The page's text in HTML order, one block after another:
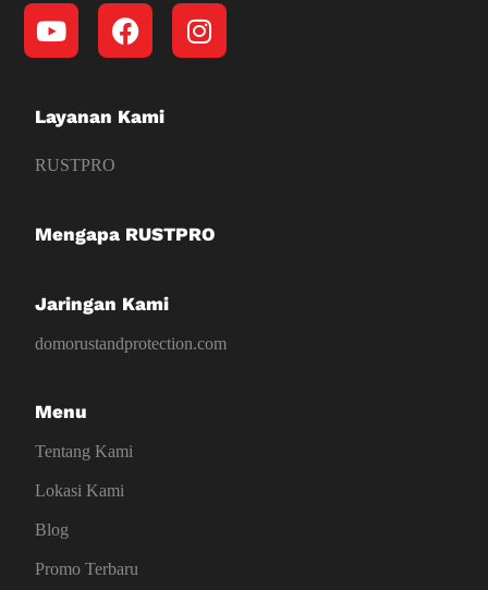
Layanan Kami
RUSTPRO
Mengapa RUSTPRO
Jaringan Kami
domorustandprotection.com
Menu
Tentang Kami
Lokasi Kami
Blog
Promo Terbaru